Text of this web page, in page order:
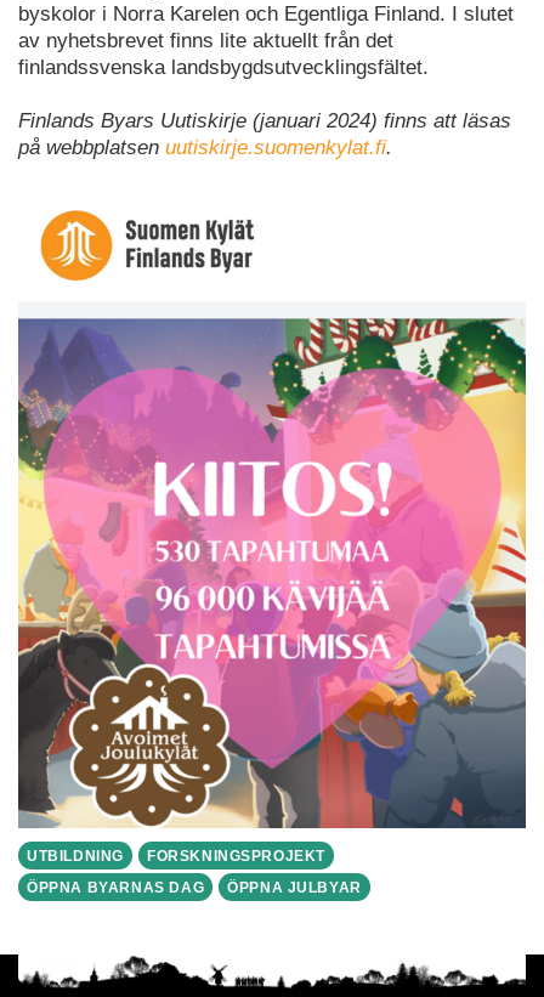
UTBILDNING
FORSKNINGSPROJEKT
ÖPPNA BYARNAS DAG
ÖPPNA JULBYAR
byskolor i Norra Karelen och Egentliga Finland. I slutet
av nyhetsbrevet finns lite aktuellt från det
finlandssvenska landsbygdsutvecklingsfältet.
Finlands Byars Uutiskirje (januari 2024) finns att läsas
på webbplatsen uutiskirje.suomenkylat.fi.